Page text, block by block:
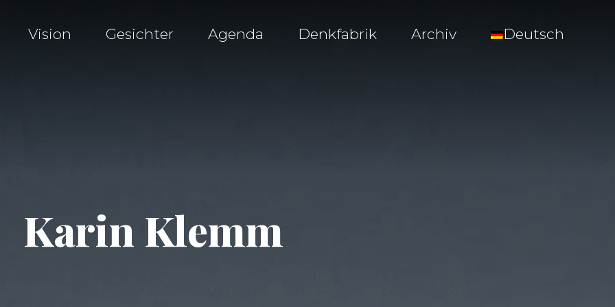
Vision Gesichter Agenda Denkfabrik Archiv Deutsch
Karin Klemm